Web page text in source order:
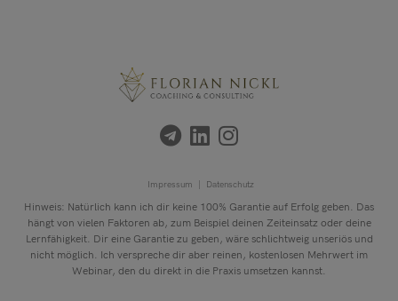
Impressum | Datenschutz
Hinweis: Natürlich kann ich dir keine 100% Garantie auf Erfolg geben. Das
hängt von vielen Faktoren ab, zum Beispiel deinen Zeiteinsatz oder deine
Lernfähigkeit. Dir eine Garantie zu geben, wäre schlichtweig unseriös und
nicht möglich. Ich verspreche dir aber reinen, kostenlosen Mehrwert im
Webinar, den du direkt in die Praxis umsetzen kannst.